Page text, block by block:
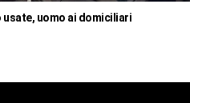
uomo ai domiciliari